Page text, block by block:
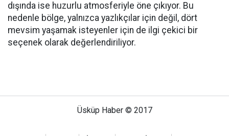
dışında ise huzurlu atmosferiyle öne çıkıyor. Bu
nedenle bölge, yalnızca yazlıkçılar için değil, dört
mevsim yaşamak isteyenler için de ilgi çekici bir
seçenek olarak değerlendiriliyor.
Üsküp Haber © 2017